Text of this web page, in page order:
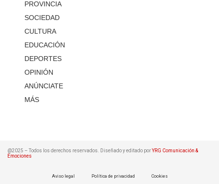
PROVINCIA
SOCIEDAD
CULTURA
EDUCACIÓN
DEPORTES
OPINIÓN
ANÚNCIATE
MÁS
@2025 – Todos los derechos reservados. Diseñado y editado porYRG Comunicación &
Emociones
Aviso legal Política de privacidad Cookies